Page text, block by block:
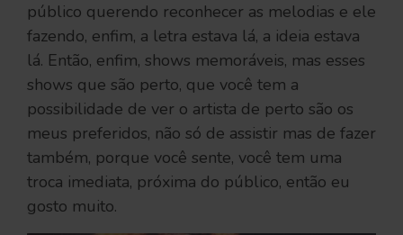
público querendo reconhecer as melodias e ele
fazendo, enfim, a letra estava lá, a ideia estava
lá. Então, enfim, shows memoráveis, mas esses
shows que são perto, que você tem a
possibilidade de ver o artista de perto são os
meus preferidos, não só de assistir mas de fazer
também, porque você sente, você tem uma
troca imediata, próxima do público, então eu
gosto muito.